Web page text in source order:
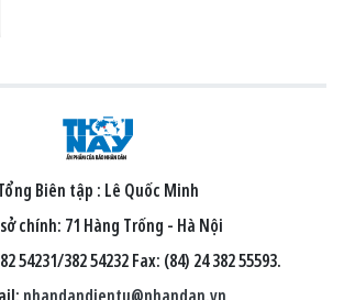
Biên tập : Lê Quốc Minh
chính: 71 Hàng Trống - Hà Nội
54231/382 54232 Fax: (84) 24 382 55593.